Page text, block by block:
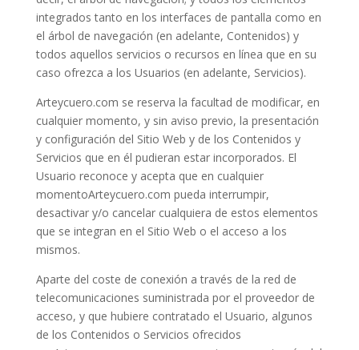
integrados tanto en los interfaces de pantalla como en
el árbol de navegación (en adelante, Contenidos) y
todos aquellos servicios o recursos en línea que en su
caso ofrezca a los Usuarios (en adelante, Servicios).
Arteycuero.com se reserva la facultad de modificar, en
cualquier momento, y sin aviso previo, la presentación
y configuración del Sitio Web y de los Contenidos y
Servicios que en él pudieran estar incorporados. El
Usuario reconoce y acepta que en cualquier
momentoArteycuero.com pueda interrumpir,
desactivar y/o cancelar cualquiera de estos elementos
que se integran en el Sitio Web o el acceso a los
mismos.
Aparte del coste de conexión a través de la red de
telecomunicaciones suministrada por el proveedor de
acceso, y que hubiere contratado el Usuario, algunos
de los Contenidos o Servicios ofrecidos